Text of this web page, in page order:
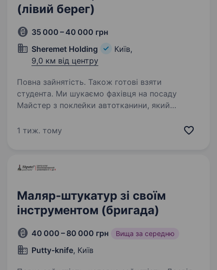
(лівий берег)
35 000 – 40 000 грн
Sheremet Holding
Київ,
9,0 км від центру
Повна зайнятість. Також готові взяти
студента. Ми шукаємо фахівця на посаду
Майстер з поклейки автотканини, який
головною відповідальністю буде якісна
1 тиж. тому
Маляр-штукатур зі своїм
інструментом (бригада)
40 000 – 80 000 грн Вища за середню
Putty-knife, Київ